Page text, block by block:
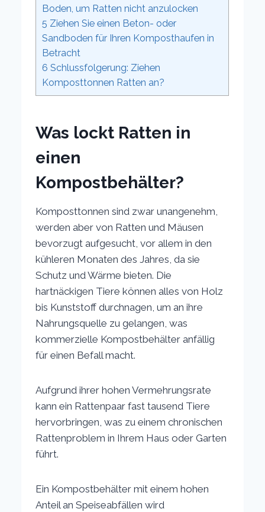
Boden, um Ratten nicht anzulocken
5 Ziehen Sie einen Beton- oder
Sandboden für Ihren Komposthaufen in
Betracht
6 Schlussfolgerung: Ziehen
Komposttonnen Ratten an?
Was lockt Ratten in
einen
Kompostbehälter?
Komposttonnen sind zwar unangenehm,
werden aber von Ratten und Mäusen
bevorzugt aufgesucht, vor allem in den
kühleren Monaten des Jahres, da sie
Schutz und Wärme bieten. Die
hartnäckigen Tiere können alles von Holz
bis Kunststoff durchnagen, um an ihre
Nahrungsquelle zu gelangen, was
kommerzielle Kompostbehälter anfällig
für einen Befall macht.
Aufgrund ihrer hohen Vermehrungsrate
kann ein Rattenpaar fast tausend Tiere
hervorbringen, was zu einem chronischen
Rattenproblem in Ihrem Haus oder Garten
führt.
Ein Kompostbehälter mit einem hohen
Anteil an Speiseabfällen wird